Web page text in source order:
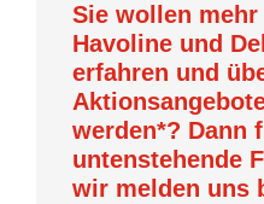
Sie wollen mehr
Havoline und
erfahren und
werden*? Dann
untenstehende
wir melden uns